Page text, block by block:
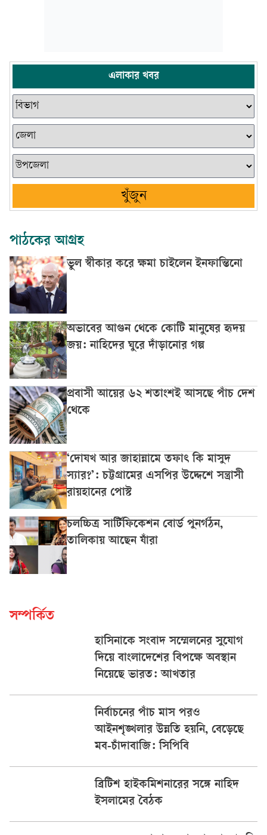
এলাকার খবর
খুঁজুন
পাঠকের আগ্রহ
ভুল স্বীকার করে ক্ষমা চাইলেন ইনফান্তিনো
অভাবের আগুন থেকে কোটি মানুষের হৃদয়
জয়: নাহিদের ঘুরে দাঁড়ানোর গল্প
প্রবাসী আয়ের ৬২ শতাংশই আসছে পাঁচ দেশ
থেকে
‘দোযখ আর জাহান্নামে তফাৎ কি মাসুদ
স্যার?’: চট্টগ্রামের এসপির উদ্দেশে সন্ত্রাসী
রায়হানের পোস্ট
চলচ্চিত্র সার্টিফিকেশন বোর্ড পুনর্গঠন,
তালিকায় আছেন যাঁরা
সম্পর্কিত
হাসিনাকে সংবাদ সম্মেলনের সুযোগ
দিয়ে বাংলাদেশের বিপক্ষে অবস্থান
নিয়েছে ভারত: আখতার
নির্বাচনের পাঁচ মাস পরও
আইনশৃঙ্খলার উন্নতি হয়নি, বেড়েছে
মব-চাঁদাবাজি: সিপিবি
ব্রিটিশ হাইকমিশনারের সঙ্গে নাহিদ
ইসলামের বৈঠক